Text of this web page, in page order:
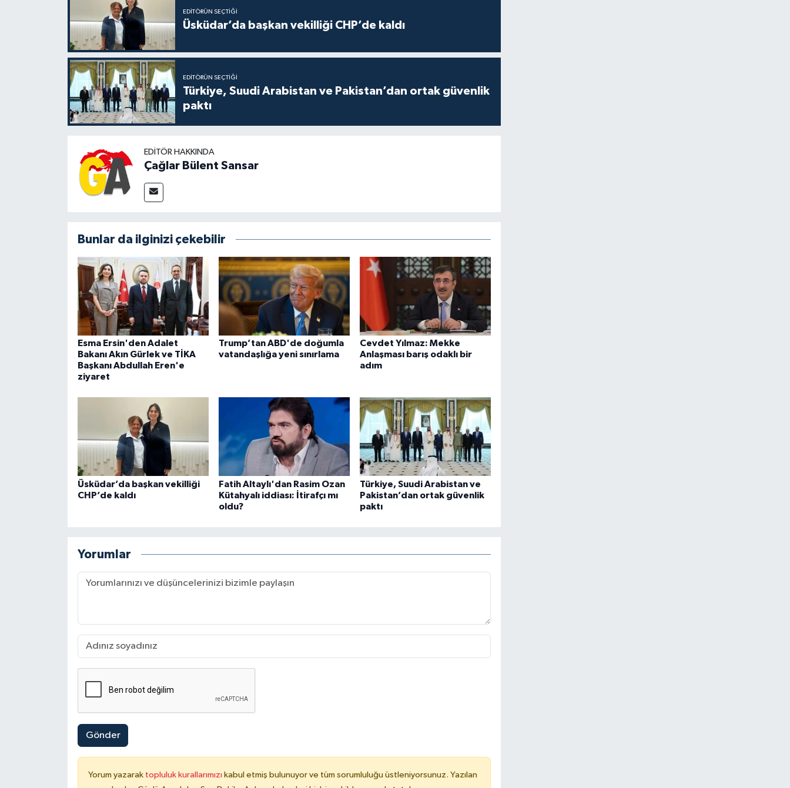
EDITÖRÜN SEÇTIĞI
Üsküdar’da başkan vekilliği CHP’de kaldı
EDITÖRÜN SEÇTIĞI
Türkiye, Suudi Arabistan ve Pakistan’dan ortak güvenlik
paktı
EDITÖR HAKKINDA
Çağlar Bülent Sansar
Bunlar da ilginizi çekebilir
Esma Ersin'den Adalet
Bakanı Akın Gürlek ve TİKA
Başkanı Abdullah Eren'e
ziyaret
Trump’tan ABD'de doğumla
vatandaşlığa yeni sınırlama
Cevdet Yılmaz: Mekke
Anlaşması barış odaklı bir
adım
Üsküdar’da başkan vekilliği
CHP’de kaldı
Fatih Altaylı'dan Rasim Ozan
Kütahyalı iddiası: İtirafçı mı
oldu?
Türkiye, Suudi Arabistan ve
Pakistan’dan ortak güvenlik
paktı
Yorumlar
Gönder
Yorum yazarak topluluk kurallarımızı kabul etmiş bulunuyor ve tüm sorumluluğu üstleniyorsunuz. Yazılan